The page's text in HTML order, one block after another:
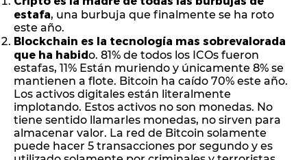
estafa, una burbuja que finalmente se ha roto
este año.
Blockchain es la tecnología mas sobrevalorada
que ha habido. 81% de todos los ICOs fueron
estafas, 11% Están muriendo y únicamente 8% se
mantienen a flote. Bitcoin ha caído 70% este año.
Los activos digitales están literalmente
implotando. Estos activos no son monedas. No
tiene sentido llamarles monedas, no sirven para
almacenar valor. La red de Bitcoin solamente
puede hacer 5 transacciones por segundo y es